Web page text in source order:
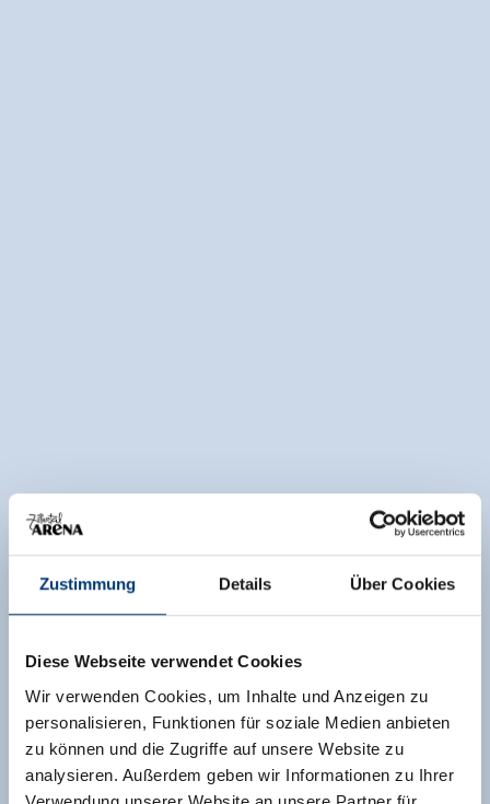
Zustimmung Details Über Cookies
Diese Webseite verwendet Cookies
Wir verwenden Cookies, um Inhalte und Anzeigen zu
personalisieren, Funktionen für soziale Medien anbieten
zu können und die Zugriffe auf unsere Website zu
analysieren. Außerdem geben wir Informationen zu Ihrer